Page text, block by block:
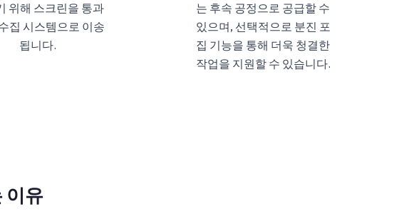
위해 스크린을 통과
집 시스템으로 이송
됩니다.
는 후속 공정으로 공급할 수
있으며, 선택적으로 분진 포
집 기능을 통해 더욱 청결한
작업을 지원할 수 있습니다.
이유